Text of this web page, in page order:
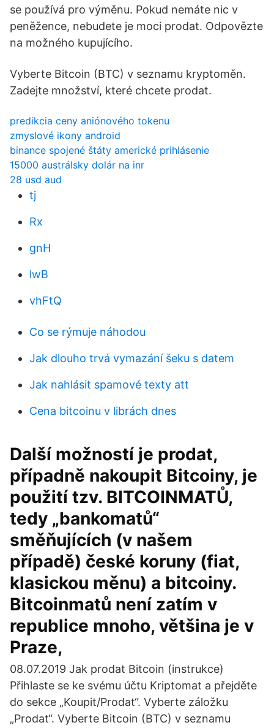
se používá pro výměnu. Pokud nemáte nic v
peněžence, nebudete je moci prodat. Odpovězte
na možného kupujícího.
Vyberte Bitcoin (BTC) v seznamu kryptoměn.
Zadejte množství, které chcete prodat.
predikcia ceny aniónového tokenu
zmyslové ikony android
binance spojené štáty americké prihlásenie
15000 austrálsky dolár na inr
28 usd aud
tj
Rx
gnH
lwB
vhFtQ
Co se rýmuje náhodou
Jak dlouho trvá vymazání šeku s datem
Jak nahlásit spamové texty att
Cena bitcoinu v librách dnes
Další možností je prodat,
případně nakoupit Bitcoiny, je
použití tzv. BITCOINMATŮ,
tedy „bankomatů“
směňujících (v našem
případě) české koruny (fiat,
klasickou měnu) a bitcoiny.
Bitcoinmatů není zatím v
republice mnoho, většina je v
Praze,
08.07.2019 Jak prodat Bitcoin (instrukce)
Přihlaste se ke svému účtu Kriptomat a přejděte
do sekce „Koupit/Prodat“. Vyberte záložku
„Prodat“. Vyberte Bitcoin (BTC) v seznamu